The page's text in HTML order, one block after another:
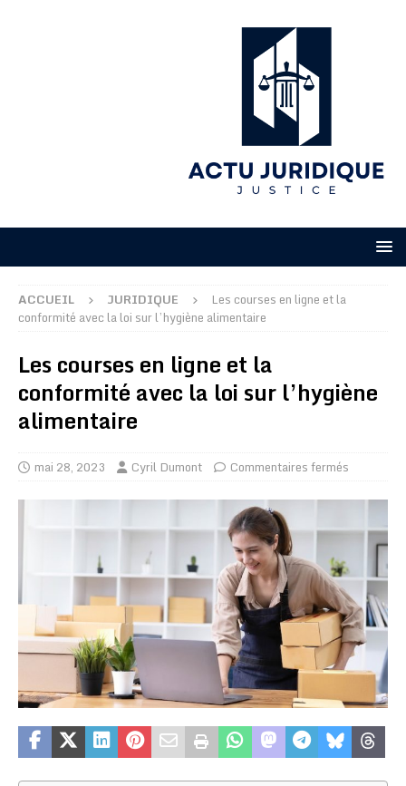
ACCUEIL JURIDIQUE
Les courses en ligne et la
conformité avec la loi sur l’hygiène alimentaire
Les courses en ligne et la
conformité avec la loi sur l’hygiène
alimentaire
mai 28, 2023 Cyril Dumont Commentaires fermés